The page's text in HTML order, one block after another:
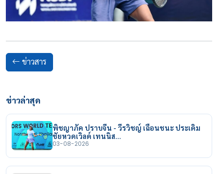
ข่าวสาร
ข่าวล่าสุด
พิชญาภัค ปราบจีน - วีรวิชญ์ เฉือนชนะ ประเดิม
ชัยหวดเวิลด์ เทนนิส…
03-08-2026